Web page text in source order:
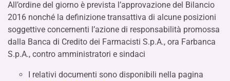
All’ordine del giorno è prevista l’approvazione del Bilancio
2016 nonché la definizione transattiva di alcune posizioni
soggettive concernenti l’azione di responsabilità promossa
dalla Banca di Credito dei Farmacisti S.p.A., ora Farbanca
S.p.A., contro amministratori e sindaci
I relativi documenti sono disponibili nella pagina